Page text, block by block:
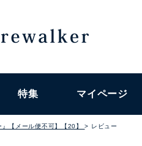
特集 マイページ
』【メール便不可】【20】 レビュー